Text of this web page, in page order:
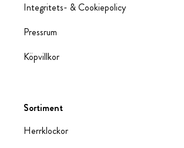
Integritets- & Cookiepolicy
Pressrum
Köpvillkor
Sortiment
Herrklockor